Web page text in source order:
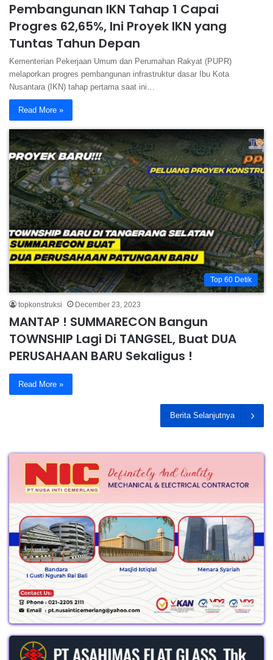
Pembangunan IKN Tahap 1 Capai
Progres 62,65%, Ini Proyek IKN yang
Tuntas Tahun Depan
Kementerian Pekerjaan Umum dan Perumahan Rakyat (PUPR)
melaporkan progres pembangunan infrastruktur dasar Ibu Kota
Nusantara (IKN) tahap pertama saat ini…
Read More »
Top 60 Detik
topkonstruksi December 23, 2023
MANTAP ! SUMMARECON Bangun
TOWNSHIP Lagi Di TANGSEL, Buat DUA
PERUSAHAAN BARU Sekaligus !
Read More »
Berita Selanjutnya